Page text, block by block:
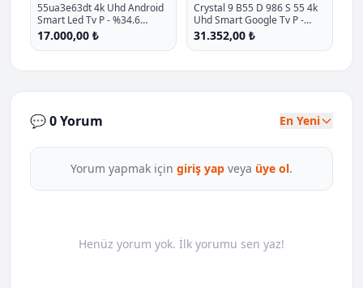
55ua3e63dt 4k Uhd Android
Smart Led Tv P - %34.6
İndirim
17.000,00 ₺
Crystal 9 B55 D 986 S 55 4k
Uhd Smart Google Tv P -
%10.4 İndirim
31.352,00 ₺
💬 0 Yorum En Yeni
Yorum yapmak için giriş yap veya üye ol.
Henüz yorum yok. İlk yorumu sen yaz!